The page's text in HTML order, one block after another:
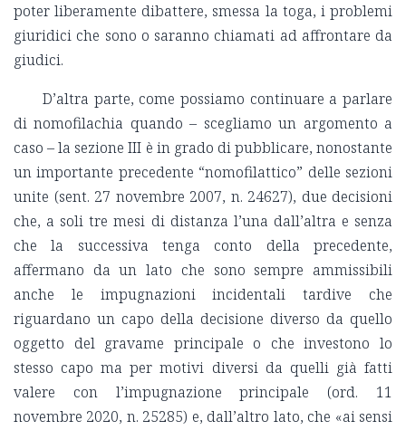
poter liberamente dibattere, smessa la toga, i problemi
giuridici che sono o saranno chiamati ad affrontare da
giudici.
D’altra parte, come possiamo continuare a parlare
di nomofilachia quando – scegliamo un argomento a
caso – la sezione III è in grado di pubblicare, nonostante
un importante precedente “nomofilattico” delle sezioni
unite (sent. 27 novembre 2007, n. 24627), due decisioni
che, a soli tre mesi di distanza l’una dall’altra e senza
che la successiva tenga conto della precedente,
affermano da un lato che sono sempre ammissibili
anche le impugnazioni incidentali tardive che
riguardano un capo della decisione diverso da quello
oggetto del gravame principale o che investono lo
stesso capo ma per motivi diversi da quelli già fatti
valere con l’impugnazione principale (ord. 11
novembre 2020, n. 25285) e, dall’altro lato, che «ai sensi